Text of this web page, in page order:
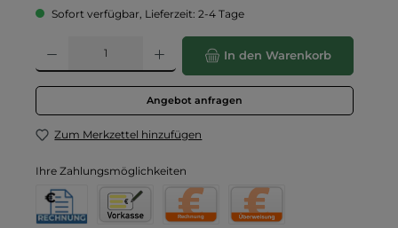
Sofort verfügbar, Lieferzeit: 2-4 Tage
Produkt Anzahl: Gib den gewünschten Wert ein oder benutze die
In den Warenkorb
Angebot anfragen
Zum Merkzettel hinzufügen
Ihre Zahlungsmöglichkeiten